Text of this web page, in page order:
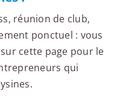
réunion de club,
ponctuel : vous
cette page pour le
qui